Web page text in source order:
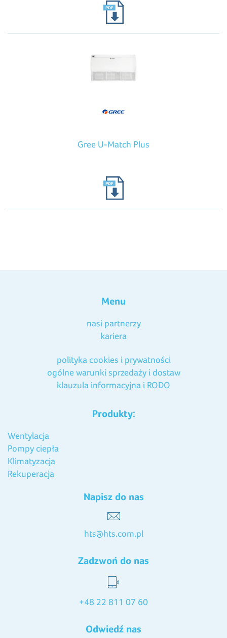
Gree U-Match Plus
Menu
nasi partnerzy
kariera
polityka cookies i prywatności
ogólne warunki sprzedaży i dostaw
klauzula informacyjna i RODO
Produkty:
Wentylacja
Pompy ciepła
Klimatyzacja
Rekuperacja
Napisz do nas
hts@hts.com.pl
Zadzwoń do nas
+48 22 811 07 60
Odwiedź nas